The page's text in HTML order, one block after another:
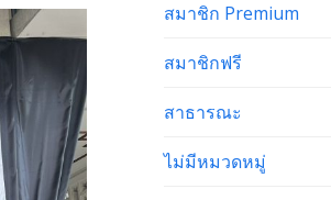
สมาชิก Premium
สมาชิกฟรี
สาธารณะ
ไม่มีหมวดหมู่